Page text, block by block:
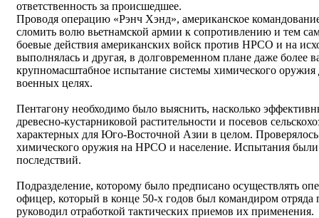
ответственность за происшедшее.
Проводя операцию «Рэнч Хэнд», американское
сломить волю вьетнамской армии к сопротивлению и тем
боевые действия американских войск против НРСО и на
выполнялась и другая, в долговременном плане даже
крупномасштабное испытание системы химического оружия
военных целях.
Пентагону необходимо было выяснить, насколько
древесно-кустарниковой растительности и посевов
характерных для Юго-Восточной Азии в целом. Проверялось
химического оружия на НРСО и население. Испытания
последствий.
Подразделение, которому было предписано осуществлять
офицер, который в конце 50-х годов был командиром
руководил отработкой тактических приемов их применения.